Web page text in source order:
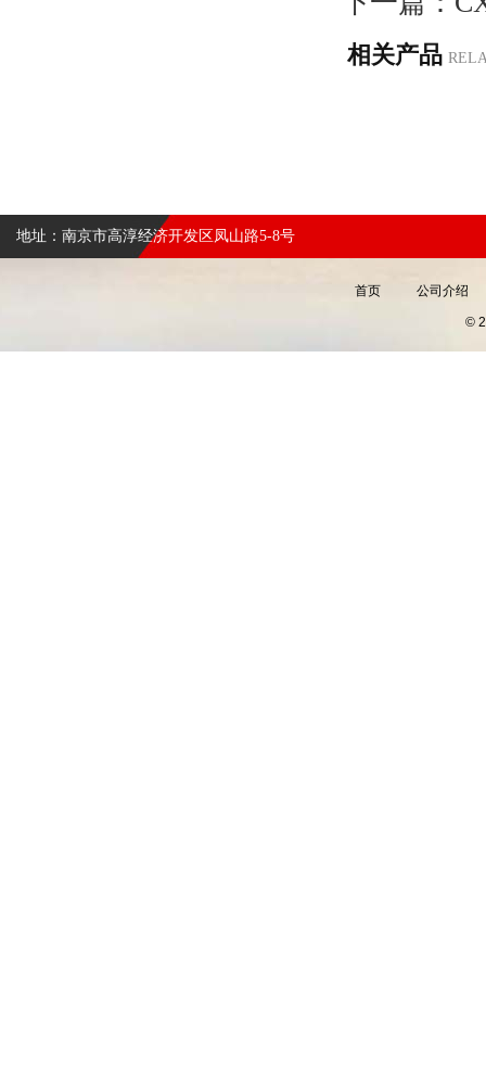
相关产品
地址：南京市高淳经济开发区凤山路5-8号
首页 公司介绍
©